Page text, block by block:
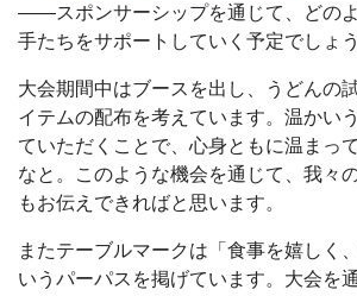
――スポンサーシップを通じて、どの
手たちをサポートしていく予定でしょ
大会期間中はブースを出し、うどんの
イテムの配布を考えています。温かい
ていただくことで、心身ともに温まっ
なと。このような機会を通じて、我々
もお伝えできればと思います。
またテーブルマークは「食事を嬉しく
いうパーパスを掲げています。大会を